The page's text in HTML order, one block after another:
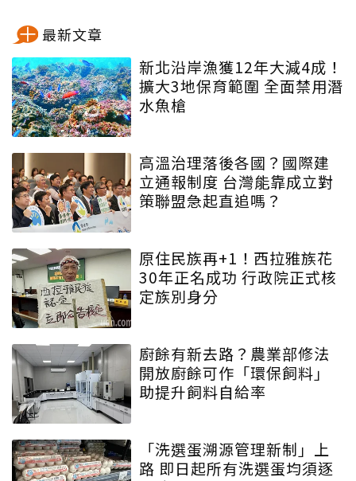
最新文章
新北沿岸漁獲12年大減4成！
擴大3地保育範圍 全面禁用潛
水魚槍
高溫治理落後各國？國際建
立通報制度 台灣能靠成立對
策聯盟急起直追嗎？
原住民族再+1！西拉雅族花
30年正名成功 行政院正式核
定族別身分
廚餘有新去路？農業部修法
開放廚餘可作「環保飼料」
助提升飼料自給率
「洗選蛋溯源管理新制」上
路 即日起所有洗選蛋均須逐